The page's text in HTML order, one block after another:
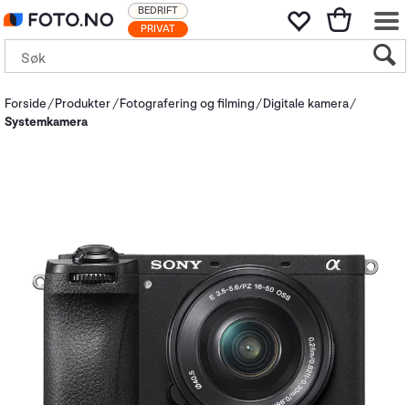
PRIVAT
BEDRIFT
Forside Produkter Fotografering og filming
Digitale kamera
Systemkamera